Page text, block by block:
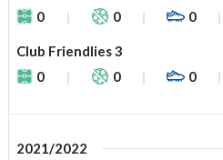
0
0 0
Club Friendlies 3
0
0 0
2021/2022